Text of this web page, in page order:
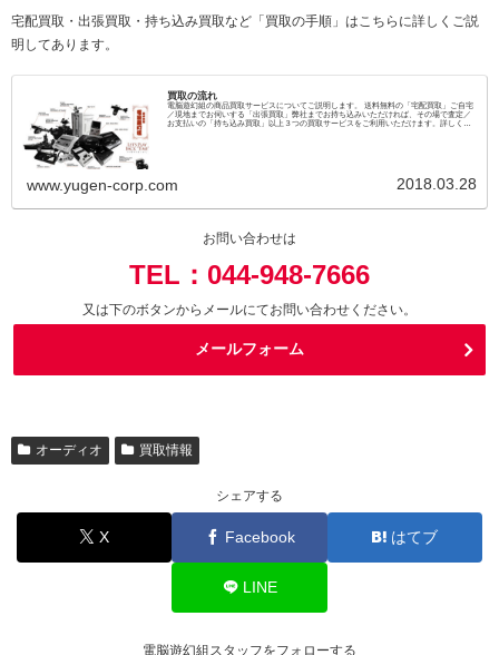
宅配買取・出張買取・持ち込み買取など「買取の手順」はこちらに詳しくご説
明してあります。
買取の流れ
電脳遊幻組の商品買取サービスについてご説明します。 送料無料の「宅配買取」ご自宅
／現地までお伺いする「出張買取」弊社までお持ち込みいただければ、その場で査定／
お支払いの「持ち込み買取」以上３つの買取サービスをご利用いただけます。詳しくは
www.yugen-corp.com 2018.03.28
お問い合わせは
TEL：044-948-7666
又は下のボタンからメールにてお問い合わせください。
メールフォーム
オーディオ 買取情報
シェアする
X Facebook はてブ
LINE
電脳遊幻組スタッフをフォローする